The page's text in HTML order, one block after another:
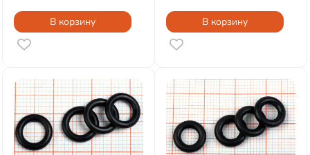
В корзину В корзину